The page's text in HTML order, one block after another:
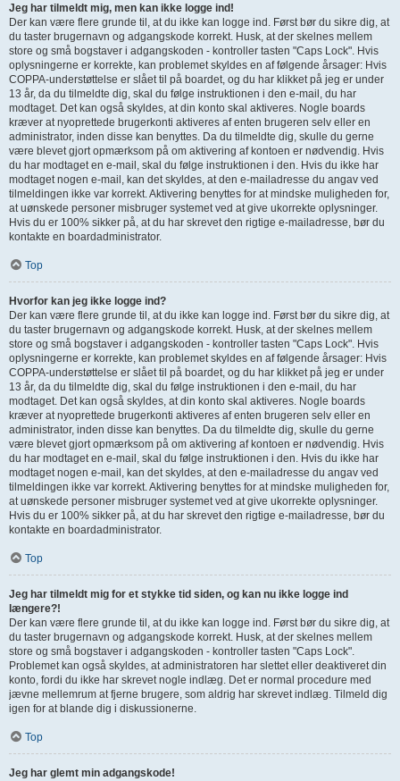
Jeg har tilmeldt mig, men kan ikke logge ind!
Der kan være flere grunde til, at du ikke kan logge ind. Først bør du sikre dig, at
du taster brugernavn og adgangskode korrekt. Husk, at der skelnes mellem
store og små bogstaver i adgangskoden - kontroller tasten "Caps Lock". Hvis
oplysningerne er korrekte, kan problemet skyldes en af følgende årsager: Hvis
COPPA-understøttelse er slået til på boardet, og du har klikket på jeg er under
13 år, da du tilmeldte dig, skal du følge instruktionen i den e-mail, du har
modtaget. Det kan også skyldes, at din konto skal aktiveres. Nogle boards
kræver at nyoprettede brugerkonti aktiveres af enten brugeren selv eller en
administrator, inden disse kan benyttes. Da du tilmeldte dig, skulle du gerne
være blevet gjort opmærksom på om aktivering af kontoen er nødvendig. Hvis
du har modtaget en e-mail, skal du følge instruktionen i den. Hvis du ikke har
modtaget nogen e-mail, kan det skyldes, at den e-mailadresse du angav ved
tilmeldingen ikke var korrekt. Aktivering benyttes for at mindske muligheden for,
at uønskede personer misbruger systemet ved at give ukorrekte oplysninger.
Hvis du er 100% sikker på, at du har skrevet den rigtige e-mailadresse, bør du
kontakte en boardadministrator.
Top
Hvorfor kan jeg ikke logge ind?
Der kan være flere grunde til, at du ikke kan logge ind. Først bør du sikre dig, at
du taster brugernavn og adgangskode korrekt. Husk, at der skelnes mellem
store og små bogstaver i adgangskoden - kontroller tasten "Caps Lock". Hvis
oplysningerne er korrekte, kan problemet skyldes en af følgende årsager: Hvis
COPPA-understøttelse er slået til på boardet, og du har klikket på jeg er under
13 år, da du tilmeldte dig, skal du følge instruktionen i den e-mail, du har
modtaget. Det kan også skyldes, at din konto skal aktiveres. Nogle boards
kræver at nyoprettede brugerkonti aktiveres af enten brugeren selv eller en
administrator, inden disse kan benyttes. Da du tilmeldte dig, skulle du gerne
være blevet gjort opmærksom på om aktivering af kontoen er nødvendig. Hvis
du har modtaget en e-mail, skal du følge instruktionen i den. Hvis du ikke har
modtaget nogen e-mail, kan det skyldes, at den e-mailadresse du angav ved
tilmeldingen ikke var korrekt. Aktivering benyttes for at mindske muligheden for,
at uønskede personer misbruger systemet ved at give ukorrekte oplysninger.
Hvis du er 100% sikker på, at du har skrevet den rigtige e-mailadresse, bør du
kontakte en boardadministrator.
Top
Jeg har tilmeldt mig for et stykke tid siden, og kan nu ikke logge ind
længere?!
Der kan være flere grunde til, at du ikke kan logge ind. Først bør du sikre dig, at
du taster brugernavn og adgangskode korrekt. Husk, at der skelnes mellem
store og små bogstaver i adgangskoden - kontroller tasten "Caps Lock".
Problemet kan også skyldes, at administratoren har slettet eller deaktiveret din
konto, fordi du ikke har skrevet nogle indlæg. Det er normal procedure med
jævne mellemrum at fjerne brugere, som aldrig har skrevet indlæg. Tilmeld dig
igen for at blande dig i diskussionerne.
Top
Jeg har glemt min adgangskode!